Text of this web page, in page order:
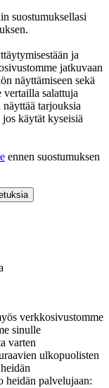
suostumuksellasi
ja
jatkuvaan
näyttämiseen sekä
salattuja
tarjouksia
käytät kyseisiä
ennen suostumuksen
verkkosivustomme
sinulle
varten
ulkopuolisten
heidän palvelujaan: